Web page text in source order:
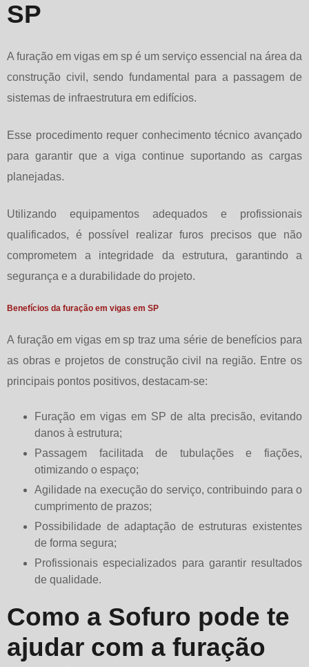
SP
A furação em vigas em sp é um serviço essencial na área da
construção civil, sendo fundamental para a passagem de
sistemas de infraestrutura em edifícios.
Esse procedimento requer conhecimento técnico avançado
para garantir que a viga continue suportando as cargas
planejadas.
Utilizando equipamentos adequados e profissionais
qualificados, é possível realizar furos precisos que não
comprometem a integridade da estrutura, garantindo a
segurança e a durabilidade do projeto.
Benefícios da furação em vigas em SP
A furação em vigas em sp traz uma série de benefícios para
as obras e projetos de construção civil na região. Entre os
principais pontos positivos, destacam-se:
Furação em vigas em SP de alta precisão, evitando
danos à estrutura;
Passagem facilitada de tubulações e fiações,
otimizando o espaço;
Agilidade na execução do serviço, contribuindo para o
cumprimento de prazos;
Possibilidade de adaptação de estruturas existentes
de forma segura;
Profissionais especializados para garantir resultados
de qualidade.
Como a Sofuro pode te
ajudar com a furação